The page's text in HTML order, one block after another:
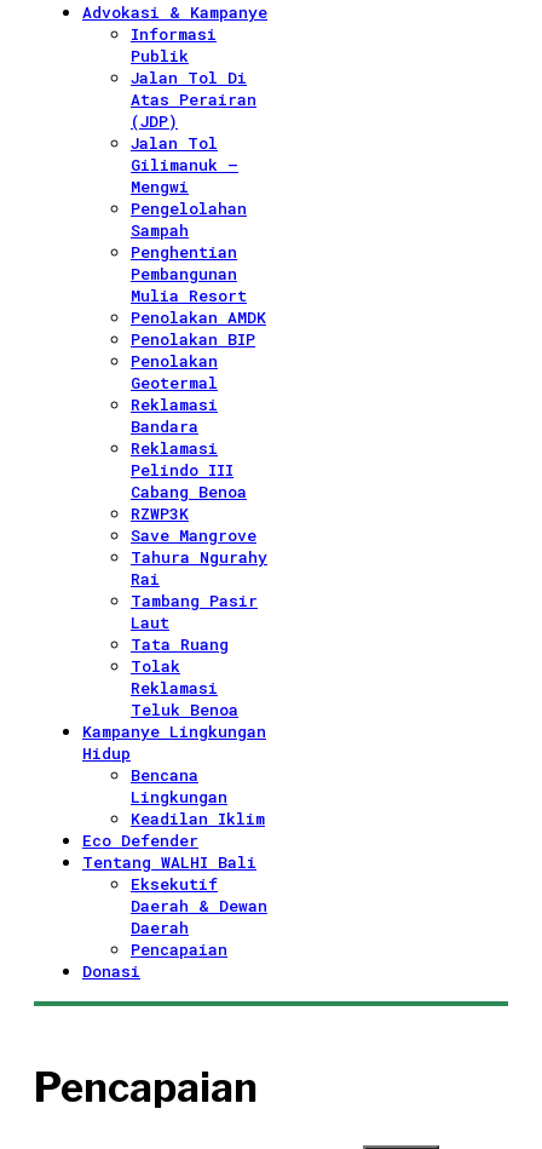
Advokasi & Kampanye
Informasi
Publik
Jalan Tol Di
Atas Perairan
(JDP)
Jalan Tol
Gilimanuk –
Mengwi
Pengelolahan
Sampah
Penghentian
Pembangunan
Mulia Resort
Penolakan AMDK
Penolakan BIP
Penolakan
Geotermal
Reklamasi
Bandara
Reklamasi
Pelindo III
Cabang Benoa
RZWP3K
Save Mangrove
Tahura Ngurahy
Rai
Tambang Pasir
Laut
Tata Ruang
Tolak
Reklamasi
Teluk Benoa
Kampanye Lingkungan
Hidup
Bencana
Lingkungan
Keadilan Iklim
Eco Defender
Tentang WALHI Bali
Eksekutif
Daerah & Dewan
Daerah
Pencapaian
Donasi
Pencapaian